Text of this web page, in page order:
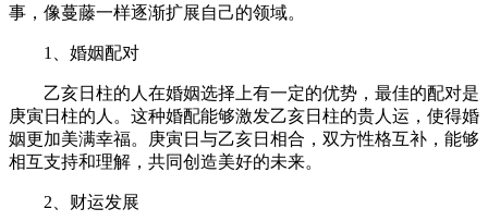
事，像蔓藤一样逐渐扩展自己的领域。
1、婚姻配对
乙亥日柱的人在婚姻选择上有一定的优势，最佳的配对是
庚寅日柱的人。这种婚配能够激发乙亥日柱的贵人运，使得婚
姻更加美满幸福。庚寅日与乙亥日相合，双方性格互补，能够
相互支持和理解，共同创造美好的未来。
2、财运发展